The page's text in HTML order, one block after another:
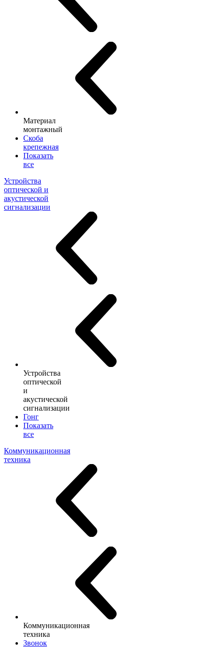
Материал
монтажный
Скоба
крепежная
Показать
все
Устройства
оптической и
акустической
сигнализации
Устройства
оптической
и
акустической
сигнализации
Гонг
Показать
все
Коммуникационная
техника
Коммуникационная
техника
Звонок